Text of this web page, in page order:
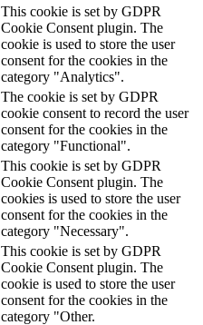
This cookie is set by GDPR
Cookie Consent plugin. The
cookie is used to store the user
consent for the cookies in the
category "Analytics".
The cookie is set by GDPR
cookie consent to record the user
consent for the cookies in the
category "Functional".
This cookie is set by GDPR
Cookie Consent plugin. The
cookies is used to store the user
consent for the cookies in the
category "Necessary".
This cookie is set by GDPR
Cookie Consent plugin. The
cookie is used to store the user
consent for the cookies in the
category "Other.